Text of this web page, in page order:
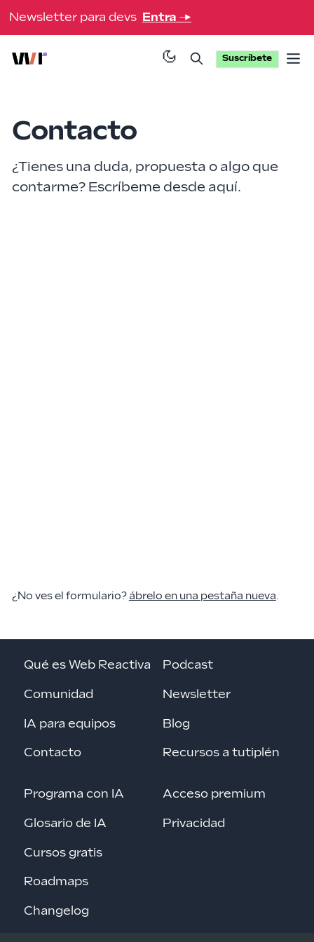
Newsletter para devs Entra →
Suscríbete
Contacto
¿Tienes una duda, propuesta o algo que
contarme? Escríbeme desde aquí.
¿No ves el formulario? ábrelo en una pestaña nueva.
Qué es Web Reactiva
Comunidad
IA para equipos
Contacto
Podcast
Newsletter
Blog
Recursos a tutiplén
Programa con IA
Glosario de IA
Cursos gratis
Roadmaps
Changelog
Acceso premium
Privacidad